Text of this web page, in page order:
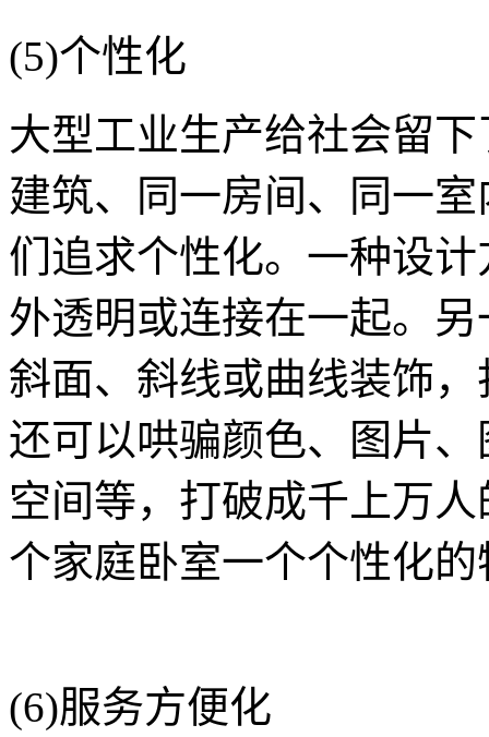
(5)个性化
大型工业生产给社会留
建筑、同一房间、同一
们追求个性化。一种设
外透明或连接在一起。
斜面、斜线或曲线装饰
还可以哄骗颜色、图片
空间等，打破成千上万
个家庭卧室一个个性化的
(6)服务方便化